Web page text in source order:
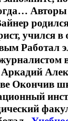
Авторы
учился
Работал
Окончив